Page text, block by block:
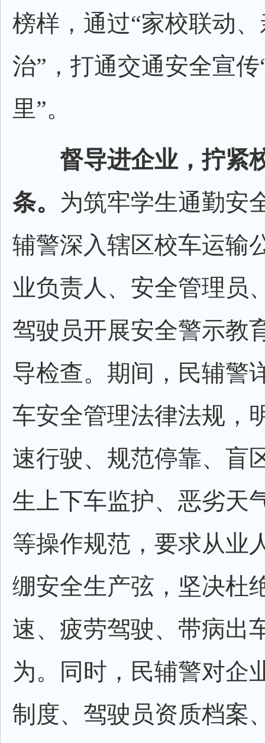
榜样，通过“家校联动
治”，打通交通安全宣
里”。
督导进企业，拧紧
条。 为筑牢学生通勤安
辅警深入辖区校车运输
业负责人、安全管理员
驾驶员开展安全警示教
导检查。期间，民辅警
车安全管理法律法规，
速行驶、规范停靠、盲
生上下车监护、恶劣天
等操作规范，要求从业
绷安全生产弦，坚决杜
速、疲劳驾驶、带病出
为。同时，民辅警对企
制度、驾驶员资质档案